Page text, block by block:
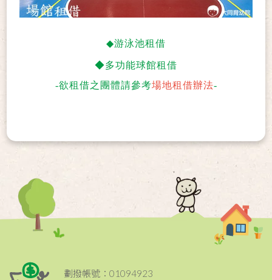
◆游泳池租借
◆多功能球館租借
-欲租借之團體請參考場地租借辦法-
劃撥帳號：01094923